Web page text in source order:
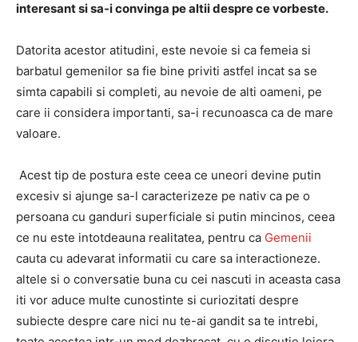
interesant si sa-i convinga pe altii despre ce vorbeste.
Datorita acestor atitudini, este nevoie si ca femeia si
barbatul gemenilor sa fie bine priviti astfel incat sa se
simta capabili si completi, au nevoie de alti oameni, pe
care ii considera importanti, sa-i recunoasca ca de mare
valoare.
Acest tip de postura este ceea ce uneori devine putin
excesiv si ajunge sa-l caracterizeze pe nativ ca pe o
persoana cu ganduri superficiale si putin mincinos, ceea
ce nu este intotdeauna realitatea, pentru ca Gemenii
cauta cu adevarat informatii cu care sa interactioneze.
altele si o conversatie buna cu cei nascuti in aceasta casa
iti vor aduce multe cunostinte si curiozitati despre
subiecte despre care nici nu te-ai gandit sa te intrebi,